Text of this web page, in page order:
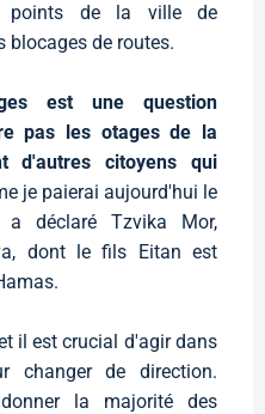
points de la ville de
blocages de routes.
est une question
pas les otages de la
d'autres citoyens qui
je paierai aujourd'hui le
déclaré Tzvika Mor,
dont le fils Eitan est
il est crucial d'agir dans
changer de direction.
la majorité des